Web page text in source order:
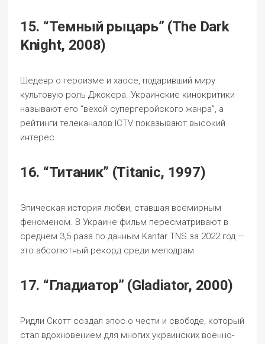
15. “Темный рыцарь” (The Dark
Knight, 2008)
Шедевр о героизме и хаосе, подаривший миру
культовую роль Джокера. Украинские кинокритики
называют его “вехой супергеройского жанра”, а
рейтинги телеканалов ICTV показывают высокий
интерес.
16. “Титаник” (Titanic, 1997)
Эпическая история любви, ставшая всемирным
феноменом. В Украине фильм пересматривают в
среднем 3,5 раза по данным Kantar TNS за 2022 год —
это абсолютный рекорд среди мелодрам.
17. “Гладиатор” (Gladiator, 2000)
Ридли Скотт создал эпос о чести и свободе, который
стал вдохновением для многих украинских военно-